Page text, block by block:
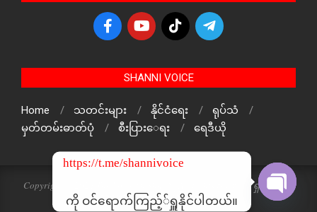
SHANNI VOICE
Home သတင်းများ နိုင်ငံရေး
ရုပ်သံ
မှတ်တမ်းဓာတ်ပုံ
စီးပြားေရး ရေဒီယို
Copyright © 2024 The Voice Of ShanNi All rights reserved. ရှမ်းနီအသံ
သတင်းဌာန၏ မူပိုင်ဖြစ်ပါသည်
https://t.me/shannivoice
ကို ဝင်ရောက်ကြည့််ရှူနိုင်ပါတယ်။